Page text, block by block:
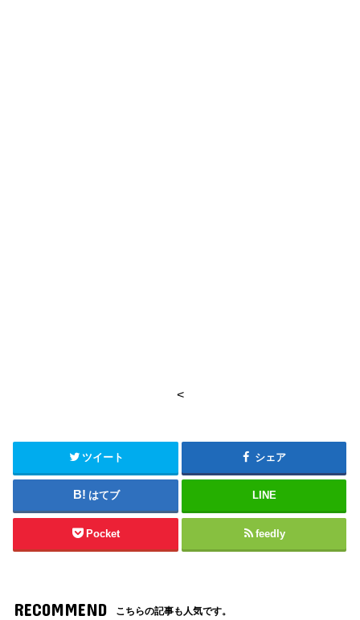
<
ツイート シェア
はてブ LINE
Pocket feedly
RECOMMEND こちらの記事も人気です。